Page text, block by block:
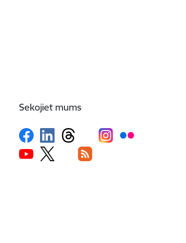
Sekojiet mums